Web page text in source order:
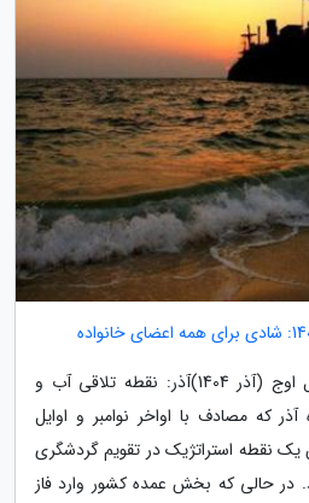
بازار گردشگری کیش در فصل اوج (آذر 1404)آذر: نقطه تلاقی آب و
که مصادف با اواخر نوامبر و اوایل
یک نقطه استراتژیک در تقویم گردشگری
در حالی که بخش عمده کشور وارد فاز